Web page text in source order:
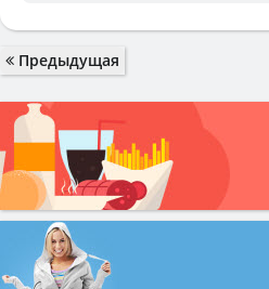
Предыдущая